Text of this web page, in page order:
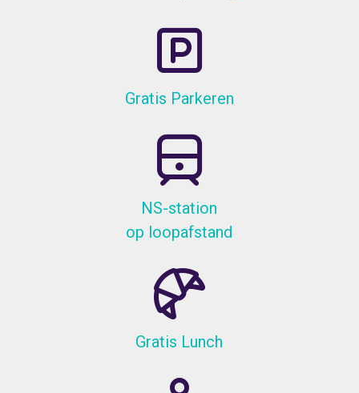
Gratis Parkeren
NS-station
op loopafstand
Gratis Lunch